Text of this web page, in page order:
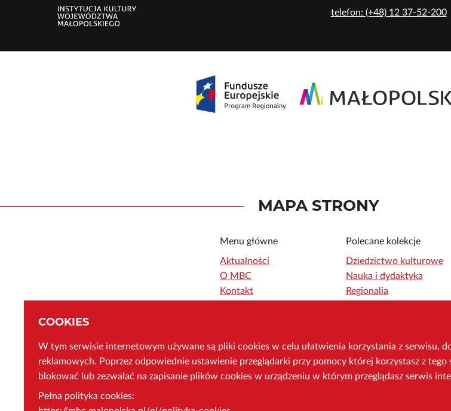
COOKIES
W tym serwisie internetowym używane są pliki cookies w celu ułatwienia korzystania z serwisu,
reklamowych. Poprzez odpowiednie ustawienie przeglądarki przy pomocy której korzystasz z
blokować lub zezwalać na zapisanie plików cookies w urządzeniu w którym przeglądasz serwis
Pełna polityka cookies:
telefon: (+48) 12 37-52-200
MAPA STRONY
Menu główne
Aktualności
O MBC
Kontakt
Polityka cookies
Regulamin MBC
Deklaracja dostępności
Polecane kolekcje
Dziedzictwo kulturowe
Nauka i dydaktyka
Regionalia